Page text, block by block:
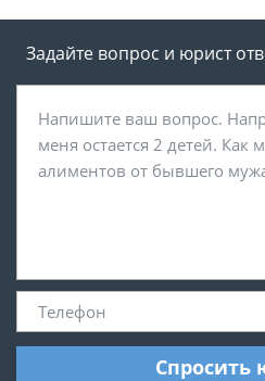
Задайте вопрос и юрист
Спросить